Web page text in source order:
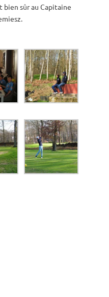
sûr au Capitaine